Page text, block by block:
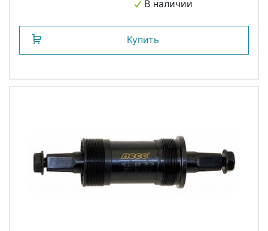
В наличии
Купить